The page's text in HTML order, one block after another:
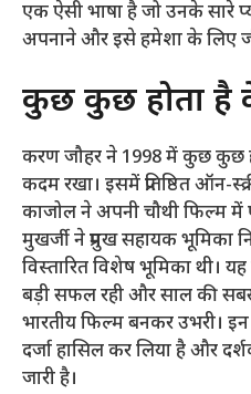
एक ऐसी भाषा है जो उनके सारे
अपनाने और इसे हमेशा के लिए
कुछ कुछ होता है
करण जौहर ने 1998 में कुछ कुछ
कदम रखा। इसमें प्रतिष्ठित ऑन-
काजोल ने अपनी चौथी फिल्म में
मुखर्जी ने प्रमुख सहायक भूमिका
विस्तारित विशेष भूमिका थी।
बड़ी सफल रही और साल की
भारतीय फिल्म बनकर उभरी।
दर्जा हासिल कर लिया है और
जारी है।